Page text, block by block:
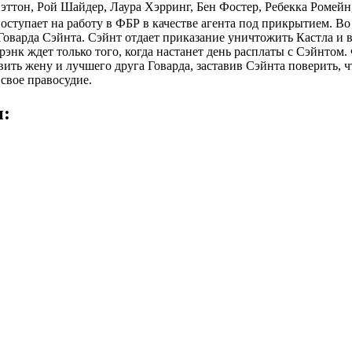
, Рой Шайдер, Лаура Хэрринг, Бен Фостер, Ребекка Ромейн
на работу в ФБР в качестве агента под прикрытием.
Сэйнта. Сэйнт отдает приказание уничтожить Кастла
ждет только того, когда настанет день расплаты с
жену и лучшего друга Говарда, заставив Сэйнта
правосудие.